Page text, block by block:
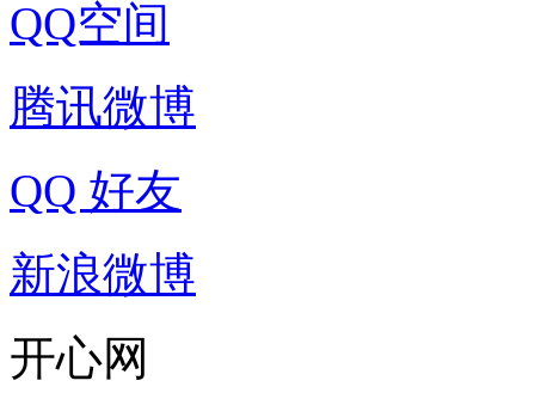
QQ空间
腾讯微博
QQ 好友
新浪微博
开心网